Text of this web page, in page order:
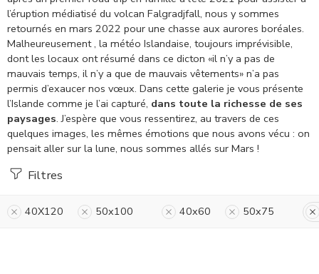
l’éruption médiatisé du volcan Falgradjfall, nous y sommes
retournés en mars 2022 pour une chasse aux aurores boréales.
Malheureusement , la météo Islandaise, toujours imprévisible,
dont les locaux ont résumé dans ce dicton «il n’y a pas de
mauvais temps, il n’y a que de mauvais vêtements» n’a pas
permis d’exaucer nos vœux. Dans cette galerie je vous présente
l’Islande comme je l’ai capturé, dans toute la richesse de ses
paysages. J’espère que vous ressentirez, au travers de ces
quelques images, les mêmes émotions que nous avons vécu : on
pensait aller sur la lune, nous sommes allés sur Mars !
Filtres
40X120 50x100 40x60 50x75